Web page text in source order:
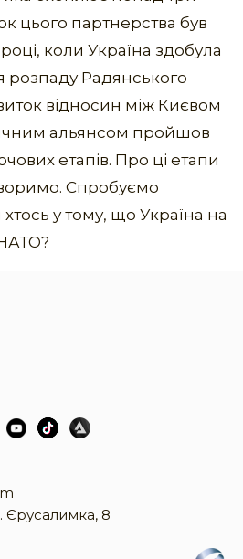
цього партнерства був
коли Україна здобула
розпаду Радянського
відносин між Києвом
альянсом пройшов
етапів. Про ці етапи
Спробуємо
хтось у тому, що Україна на
Єрусалимка, 8